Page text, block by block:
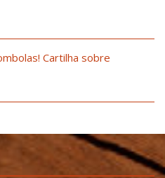
Cartilha sobre